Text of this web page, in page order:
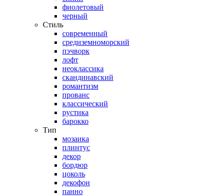
фиолетовый
черный
Стиль
современный
средиземноморский
пэчворк
лофт
неоклассика
скандинавский
романтизм
прованс
классический
рустика
барокко
Тип
мозаика
плинтус
декор
бордюр
цоколь
декофон
панно